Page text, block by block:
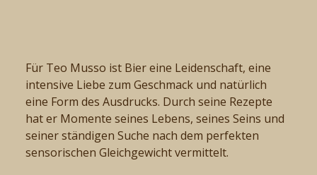
Für Teo Musso ist Bier eine Leidenschaft, eine
intensive Liebe zum Geschmack und natürlich
eine Form des Ausdrucks. Durch seine Rezepte
hat er Momente seines Lebens, seines Seins und
seiner ständigen Suche nach dem perfekten
sensorischen Gleichgewicht vermittelt.